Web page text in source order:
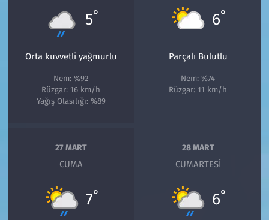
5°
Orta kuvvetli yağmurlu
Nem: %92
Rüzgar: 16 km/h
Yağış Olasılığı: %89
6°
Parçalı Bulutlu
Nem: %74
Rüzgar: 11 km/h
27 MART
CUMA
7°
28 MART
CUMARTESI
6°